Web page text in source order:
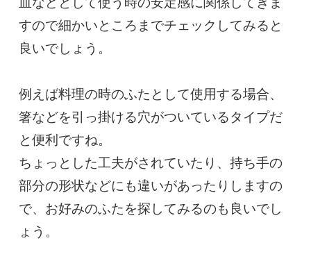
皿などとして使う時の安定感に関係してきま
すので細かいところまでチェックしてみると
良いでしょう。
例えば料理の時のふたとして使用する場合、
箸などを引っ掛ける穴がついているタイプだ
と便利ですね。
ちょっとした工夫がされていたり、持ち手の
部分の形状などにも違いがあったりしますの
で、お好みのふたを探してみるのも良いでし
ょう。